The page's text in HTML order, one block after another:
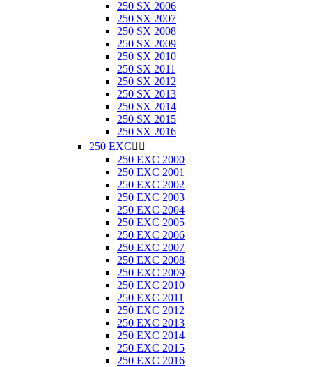
250 SX 2006
250 SX 2007
250 SX 2008
250 SX 2009
250 SX 2010
250 SX 2011
250 SX 2012
250 SX 2013
250 SX 2014
250 SX 2015
250 SX 2016
250 EXC 
250 EXC 2000
250 EXC 2001
250 EXC 2002
250 EXC 2003
250 EXC 2004
250 EXC 2005
250 EXC 2006
250 EXC 2007
250 EXC 2008
250 EXC 2009
250 EXC 2010
250 EXC 2011
250 EXC 2012
250 EXC 2013
250 EXC 2014
250 EXC 2015
250 EXC 2016